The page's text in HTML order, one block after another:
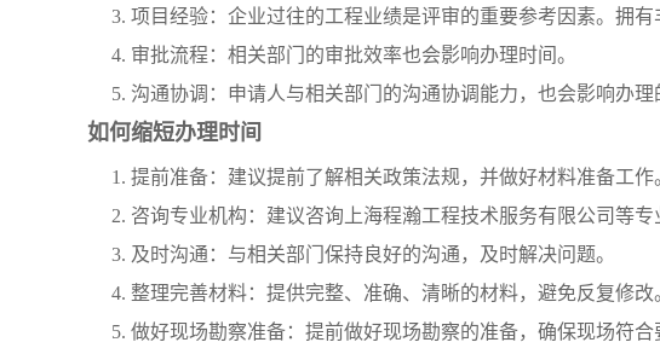
3. 项目经验：企业过往的工程业绩是评审的重要参考因素。拥有
4. 审批流程：相关部门的审批效率也会影响办理时间。
5. 沟通协调：申请人与相关部门的沟通协调能力，也会影响办理
如何缩短办理时间
1. 提前准备：建议提前了解相关政策法规，并做好材料准备工作
2. 咨询专业机构：建议咨询上海程瀚工程技术服务有限公司等专
3. 及时沟通：与相关部门保持良好的沟通，及时解决问题。
4. 整理完善材料：提供完整、准确、清晰的材料，避免反复修改
5. 做好现场勘察准备：提前做好现场勘察的准备，确保现场符合